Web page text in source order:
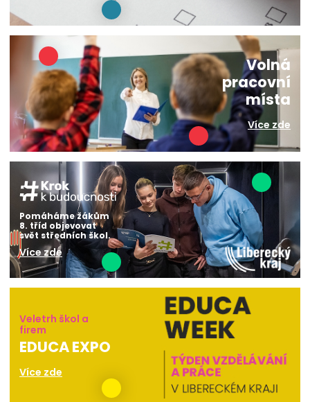
Volná
pracovní
místa
Více zde
Pomáháme žákům
8. tříd objevovat
svět středních škol.
Více zde
Veletrh škol a
firem
EDUCA EXPO
Více zde